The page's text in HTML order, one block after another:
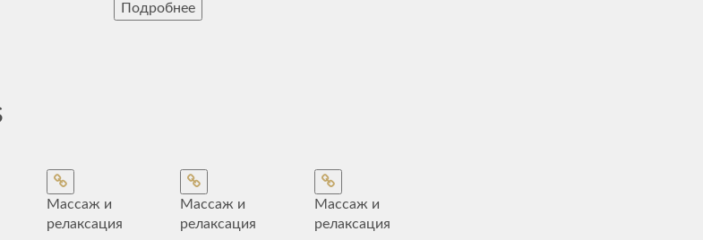
Подробнее
Массаж и
релаксация
Массаж и
релаксация
Массаж и
релаксация